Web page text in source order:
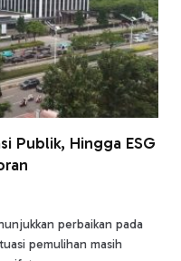
Publik, Hingga ESG
perbaikan pada
pemulihan masih